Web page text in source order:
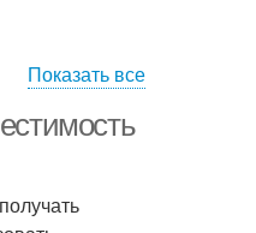
Показать все